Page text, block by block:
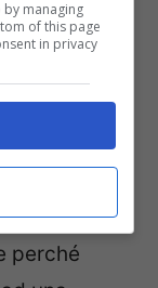
che
perché
managing
of this page
in privacy